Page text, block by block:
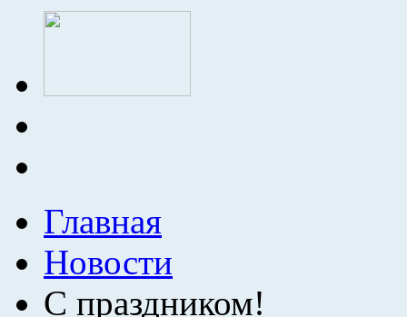
Главная
Новости
С праздником!